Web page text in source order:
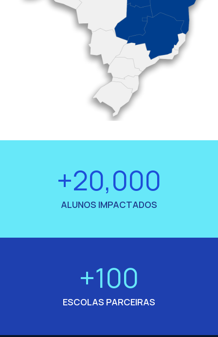
+20,000
ALUNOS IMPACTADOS
+100
ESCOLAS PARCEIRAS